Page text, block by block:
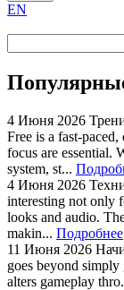
EN
4 Июня 2026
Free is a fast-
focus are essential.
system, st...
4 Июня 2026
interesting not only
looks and audio.
makin... Подробнее
11 Июня 2026
goes beyond
alters gameplay